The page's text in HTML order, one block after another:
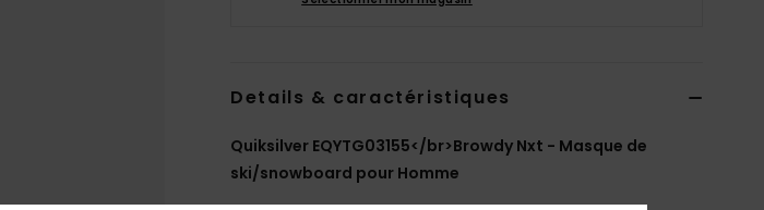
Details & caractéristiques
Quiksilver EQYTG03155</br>Browdy Nxt - Masque de
ski/snowboard pour Homme